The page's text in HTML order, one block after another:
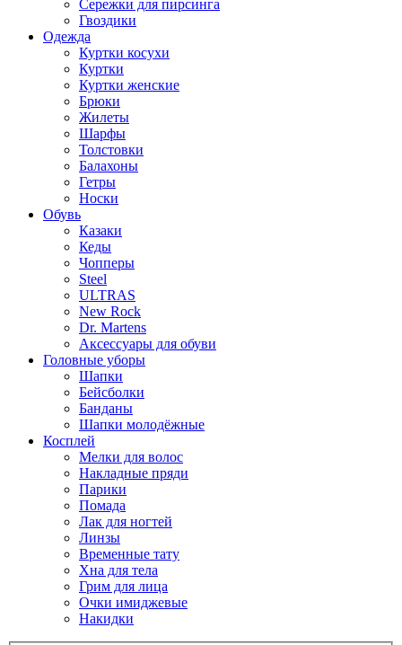
Сережки для пирсинга
Гвоздики
Одежда
Куртки косухи
Куртки
Куртки женские
Брюки
Жилеты
Шарфы
Толстовки
Балахоны
Гетры
Носки
Обувь
Казаки
Кеды
Чопперы
Steel
ULTRAS
New Rock
Dr. Martens
Аксессуары для обуви
Головные уборы
Шапки
Бейсболки
Банданы
Шапки молодёжные
Косплей
Мелки для волос
Накладные пряди
Парики
Помада
Лак для ногтей
Линзы
Временные тату
Хна для тела
Грим для лица
Очки имиджевые
Накидки